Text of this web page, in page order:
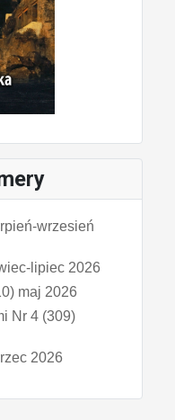
wrzesień
lipiec 2026
maj 2026
Nr 4 (309)
2026